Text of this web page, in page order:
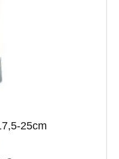
25cm